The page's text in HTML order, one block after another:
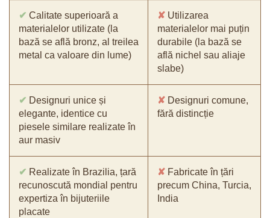
✔ Calitate superioară a
materialelor utilizate (la
bază se află bronz, al treilea
metal ca valoare din lume)
✘ Utilizarea
materialelor mai puțin
durabile (la bază se
află nichel sau aliaje
slabe)
✔ Designuri unice și
elegante, identice cu
piesele similare realizate în
aur masiv
✘ Designuri comune,
fără distincție
✔ Realizate în Brazilia, țară
recunoscută mondial pentru
expertiza în bijuteriile
placate
✘ Fabricate în țări
precum China, Turcia,
India